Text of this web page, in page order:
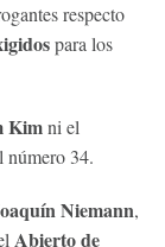
respecto
para los
Kimni el
número 34.
Niemann,
Abierto de